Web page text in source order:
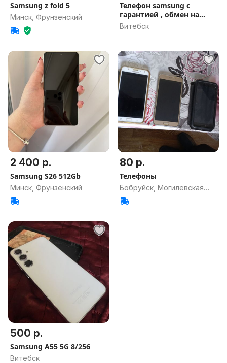
Samsung z fold 5
Минск, Фрунзенский
Телефон samsung с
гарантией , обмен на
iPhone или android
Витебск
2 400 р.
Samsung S26 512Gb
Минск, Фрунзенский
80 р.
Телефоны
Бобруйск, Могилевская
обл.
500 р.
Samsung A55 5G 8/256
Витебск